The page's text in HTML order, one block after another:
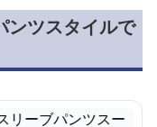
ンツスタイルで